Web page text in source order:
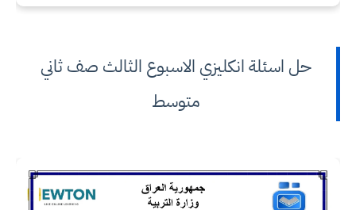
حل اسئلة انكليزي الاسبوع الثالث صف ثاني
متوسط